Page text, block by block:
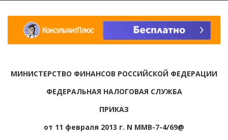
МИНИСТЕРСТВО ФИНАНСОВ РОССИЙСКОЙ ФЕДЕРАЦИИ
ФЕДЕРАЛЬНАЯ НАЛОГОВАЯ СЛУЖБА
ПРИКАЗ
от 11 февраля 2013 г. N ММВ-7-4/69@